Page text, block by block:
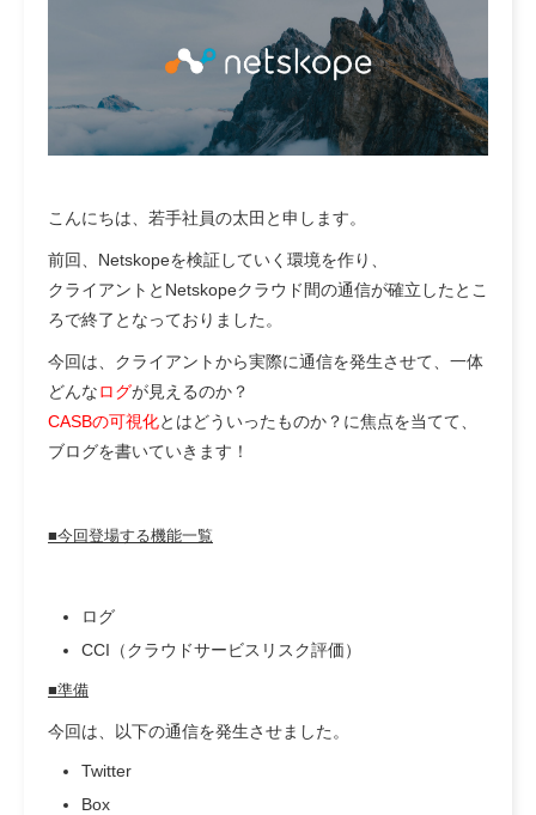
こんにちは、若手社員の太田と申します。
前回、Netskopeを検証していく環境を作り、
クライアントとNetskopeクラウド間の通信が確立したとこ
ろで終了となっておりました。
今回は、クライアントから実際に通信を発生させて、一体
どんなログが見えるのか？
CASBの可視化とはどういったものか？に焦点を当てて、
ブログを書いていきます！
■今回登場する機能一覧
ログ
CCI（クラウドサービスリスク評価）
■準備
今回は、以下の通信を発生させました。
Twitter
Box